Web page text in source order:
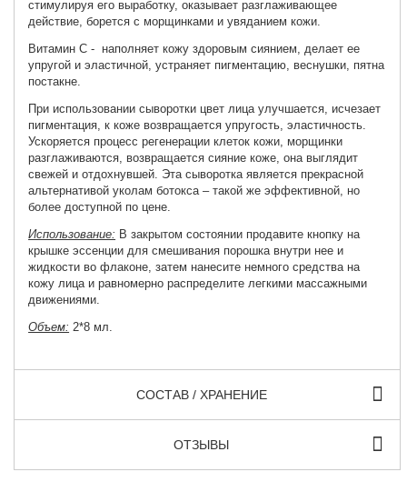
стимулируя его выработку, оказывает разглаживающее
действие, борется с морщинками и увяданием кожи.
Витамин С - наполняет кожу здоровым сиянием, делает ее
упругой и эластичной, устраняет пигментацию, веснушки, пятна
постакне.
При использовании сыворотки цвет лица улучшается, исчезает
пигментация, к коже возвращается упругость, эластичность.
Ускоряется процесс регенерации клеток кожи, морщинки
разглаживаются, возвращается сияние коже, она выглядит
свежей и отдохнувшей. Эта сыворотка является прекрасной
альтернативой уколам ботокса – такой же эффективной, но
более доступной по цене.
Использование: В закрытом состоянии продавите кнопку на
крышке эссенции для смешивания порошка внутри нее и
жидкости во флаконе, затем нанесите немного средства на
кожу лица и равномерно распределите легкими массажными
движениями.
Объем: 2*8 мл.
СОСТАВ / ХРАНЕНИЕ
ОТЗЫВЫ